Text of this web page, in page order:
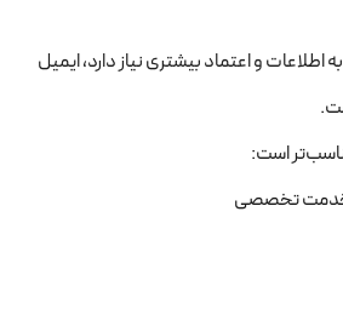
اطلاعات و اعتماد بیشتری نیاز دارد، ایمیل
است:
تخصصی